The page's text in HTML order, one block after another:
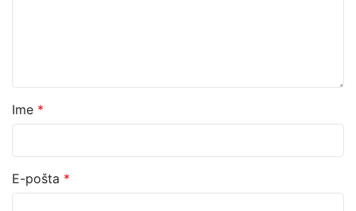
Ime *
E-pošta *